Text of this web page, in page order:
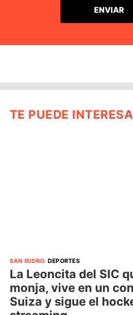
TE PUEDE
SAN ISIDRO. DEPORTES
La Leoncita del SIC
monja, vive en un
Suiza y sigue el